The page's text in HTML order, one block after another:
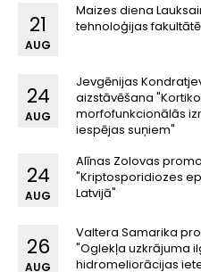
Maizes diena
tehnoloģijas fakultātē
21
AUG
Jevgēnijas
aizstāvēšana
morfofunkcionālās
iespējas suņiem"
24
AUG
Alīnas Zolovas
"Kriptosporidiozes
Latvijā"
24
AUG
Valtera Samarika
"Oglekļa uzkrājuma
hidromeliorācijas
26
AUG